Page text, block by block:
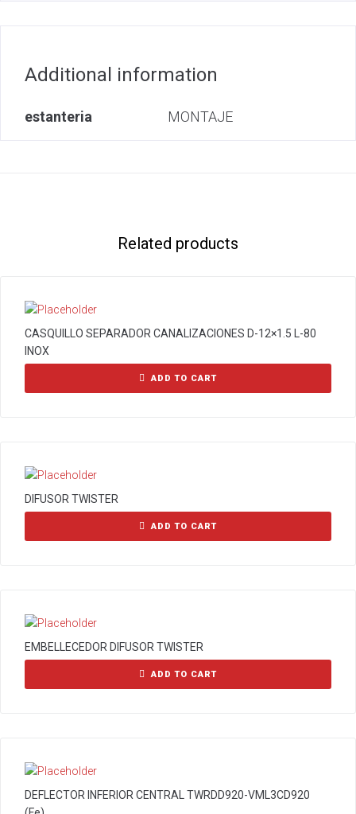
Additional information
estanteria MONTAJE
Related products
CASQUILLO SEPARADOR CANALIZACIONES D-12×1.5 L-80
INOX
ADD TO CART
DIFUSOR TWISTER
ADD TO CART
EMBELLECEDOR DIFUSOR TWISTER
ADD TO CART
DEFLECTOR INFERIOR CENTRAL TWRDD920-VML3CD920